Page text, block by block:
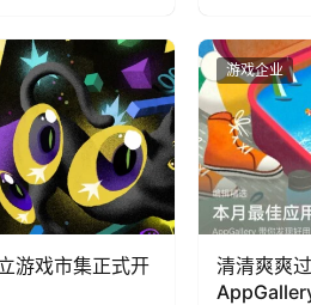
游戏市集正式开
游戏企业
清清爽爽